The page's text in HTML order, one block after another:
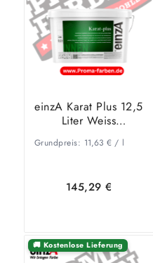
einzA Karat Plus 12,5
Liter Weiss
Wandfarbe Premium
Grundpreis: 11,63 €/ l
145,29€
🚚 Kostenlose Lieferung